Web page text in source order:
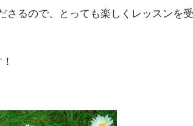
るので、とっても楽しくレッスンを